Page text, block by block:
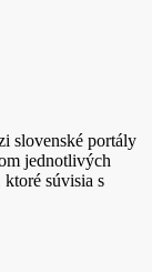
slovenské portály
jednotlivých
súvisia s